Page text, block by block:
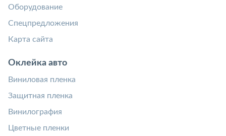
Оборудование
Спецпредложения
Карта сайта
Оклейка авто
Виниловая пленка
Защитная пленка
Винилография
Цветные пленки